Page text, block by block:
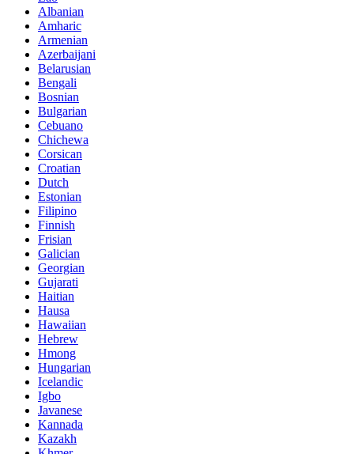
Albanian
Amharic
Armenian
Azerbaijani
Belarusian
Bengali
Bosnian
Bulgarian
Cebuano
Chichewa
Corsican
Croatian
Dutch
Estonian
Filipino
Finnish
Frisian
Galician
Georgian
Gujarati
Haitian
Hausa
Hawaiian
Hebrew
Hmong
Hungarian
Icelandic
Igbo
Javanese
Kannada
Kazakh